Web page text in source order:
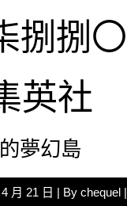
捌捌〇
英社
夢幻島
月 21 日 | By chequel |